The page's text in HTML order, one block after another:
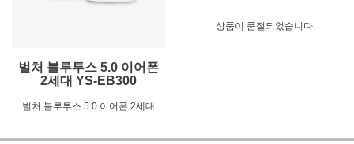
벌처 블루투스 5.0 이어폰
2세대 YS-EB300
벌처 블루투스 5.0 이어폰 2세대
상품이 품절되었습니다.